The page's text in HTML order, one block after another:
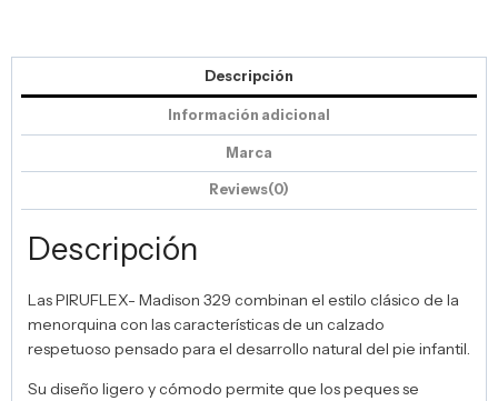
Descripción
Información adicional
Marca
Reviews(0)
Descripción
Las PIRUFLEX- Madison 329 combinan el estilo clásico de la
menorquina con las características de un calzado
respetuoso pensado para el desarrollo natural del pie infantil.
Su diseño ligero y cómodo permite que los peques se